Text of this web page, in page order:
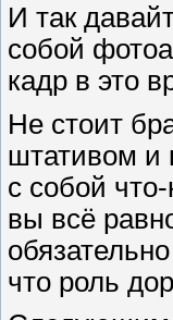
И так
собой
кадр в это
Не стоит
штативом и
с собой
вы всё
что роль